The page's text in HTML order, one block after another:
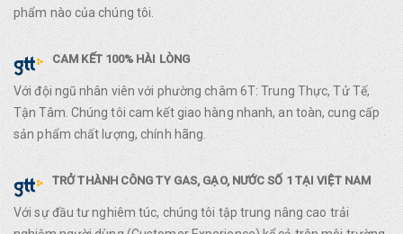
phẩm nào của chúng tôi.
CAM KẾT 100% HÀI LÒNG
Với đội ngũ nhân viên với phường châm 6T: Trung Thực, Tử Tế,
Tận Tâm. Chúng tôi cam kết giao hàng nhanh, an toàn, cung cấp
sản phẩm chất lượng, chính hãng.
TRỞ THÀNH CÔNG TY GAS, GẠO, NƯỚC SỐ 1 TẠI VIỆT NAM
Với sự đầu tư nghiêm túc, chúng tôi tập trung nâng cao trải